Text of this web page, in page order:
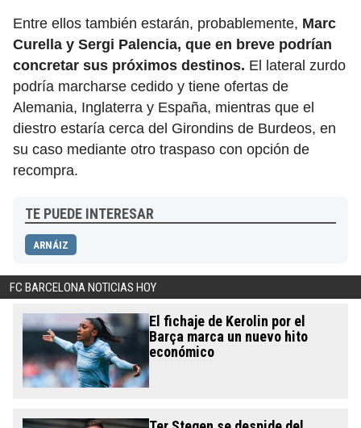
Entre ellos también estarán, probablemente, Marc
Curella y Sergi Palencia, que en breve podrían
concretar sus próximos destinos. El lateral zurdo
podría marcharse cedido y tiene ofertas de
Alemania, Inglaterra y España, mientras que el
diestro estaría cerca del Girondins de Burdeos, en
su caso mediante otro traspaso con opción de
recompra.
TE PUEDE INTERESAR
ARNÁIZ
FC BARCELONA NOTICIAS HOY
El fichaje de Kerolin por el
Barça marca un nuevo hito
económico